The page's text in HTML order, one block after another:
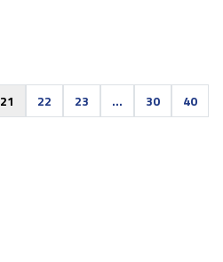
21 22 23 ... 30
40